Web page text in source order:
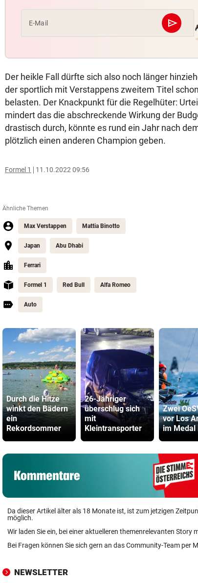
E-Mail send
Der heikle Fall dürfte sich also noch länger
der sportlich mit Verstappens zweitem Titel
belasten. Der Knackpunkt für die Regelhüter:
mindert das die abschreckende Wirkung der
drastisch durch, könnte es rund ein Jahr nach
plötzlich einen anderen Champion geben.
Formel 1 11.10.2022 09:56
Ähnliche Themen
Max Verstappen Mattia Binotto
Japan Abu Dhabi
Ferrari
Formel 1 Red Bull Alfa Romeo
Auto
Durch die Hitze
winkt den Bädern
ein
Rekordsommer
26-Jähriger
überschlug sich
mit
Kleintransporter
Zwei
vor Los
im Medal
Da dieser Artikel älter als 18 Monate ist, ist zum jetzigen
möglich.
Wir laden Sie ein, bei einer aktuelleren themenrelevanten Story
Bei Fragen können Sie sich gern an das Community-Team per
NEWSLETTER